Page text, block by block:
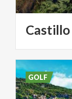
Castillo
GOLF